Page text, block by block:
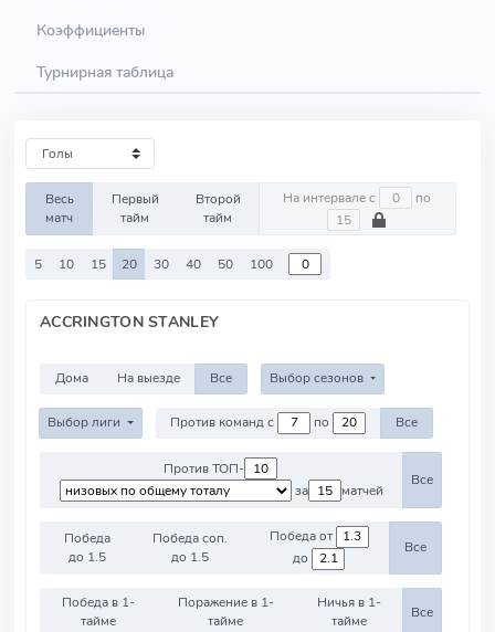
Коэффициенты
Турнирная таблица
Весь
матч
Первый
тайм
Второй
тайм
На интервале с по
5 10 15 20 30 40 50 100
ACCRINGTON STANLEY
Дома На выезде Все Выбор сезонов
Выбор лиги Против команд с по Все
Против ТОП-
за
матчей
Все
Победа
до 1.5
Победа соп.
до 1.5
Победа от
до
Все
Победа в 1-
тайме
Поражение в 1-
тайме
Ничья в 1-
тайме
Все